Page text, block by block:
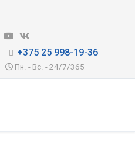
+375 25 998-19-36
Пн. - Вс. - 24/7/365